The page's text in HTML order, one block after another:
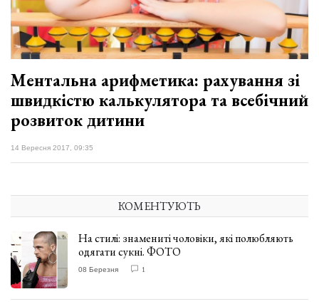
залишив у
Луцьку
три...
27 Липня 2026
732 переглядів
Персона
Лайф
Афіша
Політика конфіденційності
Ментальна арифметика: рахування зі
швидкістю калькулятора та всебічний
розвиток дитини
14 Вересня 2017, 09:35
КОМЕНТУЮТЬ
На стилі: знамениті чоловіки, які полюбляють
одягати сукні. ФОТО
08 Березня 1